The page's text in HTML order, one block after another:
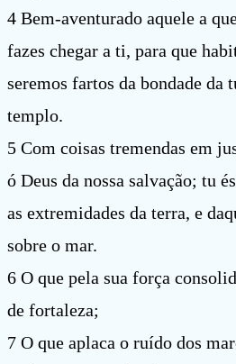
4 Bem-aventurado aquele a
fazes chegar a ti, para que
seremos fartos da bondade da
templo.
5 Com coisas tremendas em
ó Deus da nossa salvação; tu
as extremidades da terra, e
sobre o mar.
6 O que pela sua força
de fortaleza;
7 O que aplaca o ruído dos